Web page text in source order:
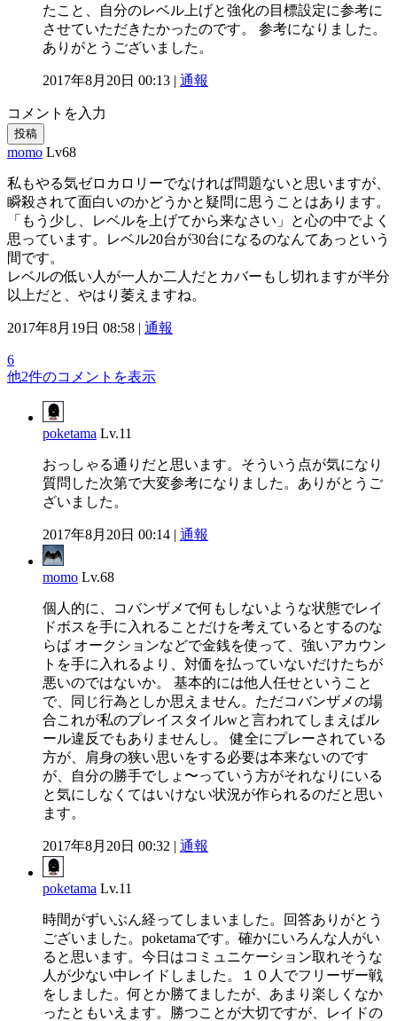
たこと、自分のレベル上げと強化の目標設定に参考に
させていただきたかったのです。 参考になりました。
ありがとうございました。
2017年8月20日 00:13 | 通報
コメントを入力
投稿
momo Lv68
私もやる気ゼロカロリーでなければ問題ないと思いますが、
瞬殺されて面白いのかどうかと疑問に思うことはあります。
「もう少し、レベルを上げてから来なさい」と心の中でよく
思っています。レベル20台が30台になるのなんてあっという
間です。
レベルの低い人が一人か二人だとカバーもし切れますが半分
以上だと、やはり萎えますね。
2017年8月19日 08:58 | 通報
6
他2件のコメントを表示
poketama Lv.11
おっしゃる通りだと思います。そういう点が気になり
質問した次第で大変参考になりました。ありがとうご
ざいました。
2017年8月20日 00:14 | 通報
momo Lv.68
個人的に、コバンザメで何もしないような状態でレイ
ドボスを手に入れることだけを考えているとするのな
らば オークションなどで金銭を使って、強いアカウン
トを手に入れるより、対価を払っていないだけたちが
悪いのではないか。 基本的には他人任せということ
で、同じ行為としか思えません。ただコバンザメの場
合これが私のプレイスタイルwと言われてしまえばル
ール違反でもありませんし。 健全にプレーされている
方が、肩身の狭い思いをする必要は本来ないのです
が、自分の勝手でしょ〜っていう方がそれなりにいる
と気にしなくてはいけない状況が作られるのだと思い
ます。
2017年8月20日 00:32 | 通報
poketama Lv.11
時間がずいぶん経ってしまいました。回答ありがとう
ございました。poketamaです。確かにいろんな人がい
ると思います。今日はコミュニケーション取れそうな
人が少ない中レイドしました。１０人でフリーザー戦
をしました。何とか勝てましたが、あまり楽しくなか
ったともいえます。勝つことが大切ですが、レイドの